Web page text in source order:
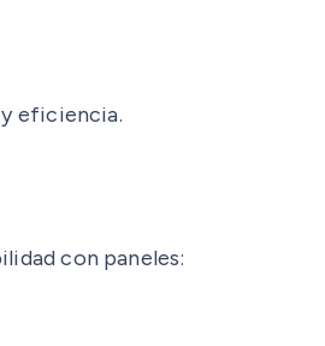
eficiencia.
con paneles: